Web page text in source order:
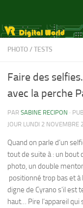
PHOTO/TESTS
Faire des
avec la perche
PAR SABINE RECIPON ·
JOUR LUNDI 2 NOVEMBRE
Quand on parle d’un
tout de suite à : un bout
photo, un double
positionné trop bas et à
digne de Cyrano s’il est
haut… Pire l’appareil